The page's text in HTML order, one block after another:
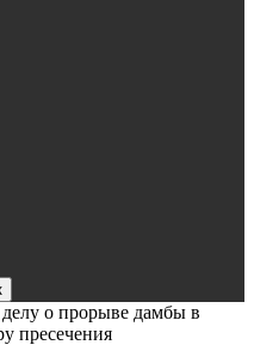
о прорыве дамбы в
пресечения